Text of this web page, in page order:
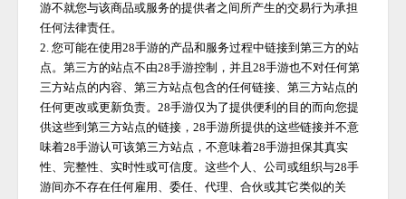
游不就您与该商品或服务的提供者之间所产生的交易行为承担
任何法律责任。
2. 您可能在使用28手游的产品和服务过程中链接到第三方的站
点。第三方的站点不由28手游控制，并且28手游也不对任何第
三方站点的内容、第三方站点包含的任何链接、第三方站点的
任何更改或更新负责。28手游仅为了提供便利的目的而向您提
供这些到第三方站点的链接，28手游所提供的这些链接并不意
味着28手游认可该第三方站点，不意味着28手游担保其真实
性、完整性、实时性或可信度。这些个人、公司或组织与28手
游间亦不存在任何雇用、委任、代理、合伙或其它类似的关